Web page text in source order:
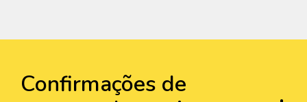
Confirmações de